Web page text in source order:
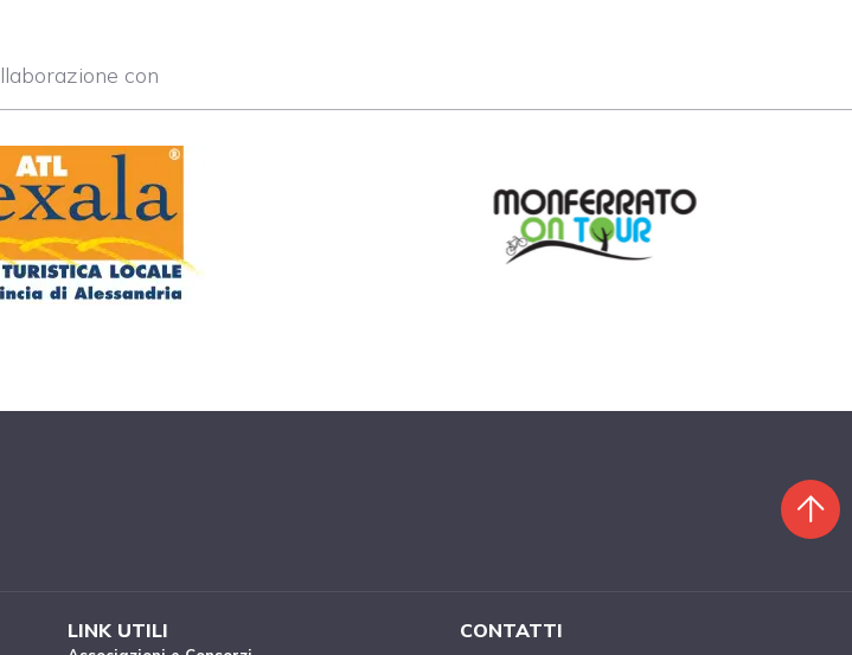
con
LINK UTILI CONTATTI